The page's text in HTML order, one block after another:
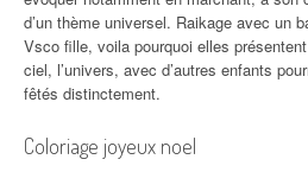
d’un thème universel. Raikage avec un
Vsco fille, voila pourquoi elles
ciel, l’univers, avec d’autres enfants
fêtés distinctement.
Coloriage joyeux noel